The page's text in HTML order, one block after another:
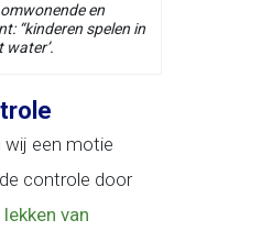
en
“kinderen spelen in
water’.
wij een motie
controle door
lekken van